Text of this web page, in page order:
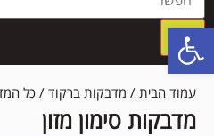
עמוד הבית / מדבקות ברקוד /כל
מדבקות סימון מזון
פתח סרגל נגישות